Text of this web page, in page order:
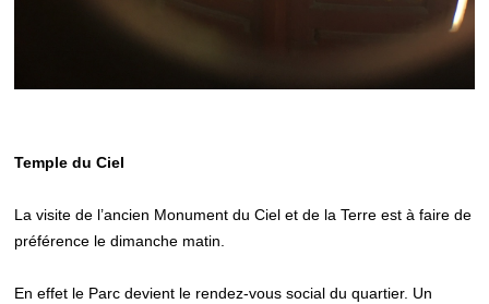
Temple du Ciel
La visite de l’ancien Monument du Ciel et de la Terre est à faire de
préférence le dimanche matin.
En effet le Parc devient le rendez-vous social du quartier. Un